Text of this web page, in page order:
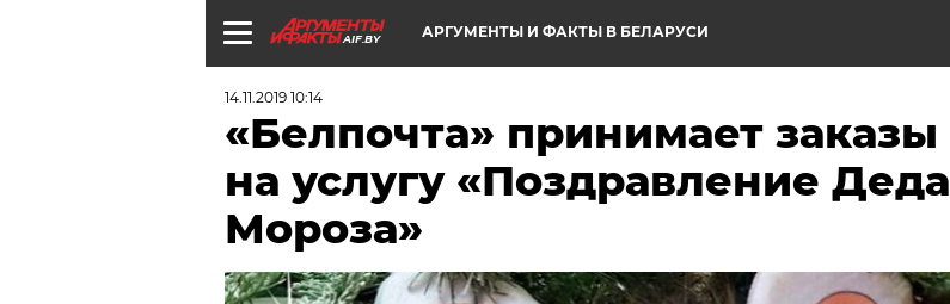
AIF.BY АРГУМЕНТЫ И ФАКТЫ В БЕЛАРУСИ
14.11.2019 10:14
«Белпочта» принимает заказы
на услугу «Поздравление Деда
Мороза»